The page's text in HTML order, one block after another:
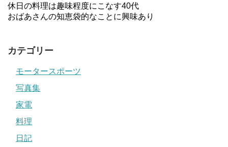
休日の料理は趣味程度にこなす40代
おばあさんの知恵袋的なことに興味あり
カテゴリー
モータースポーツ
写真集
家電
料理
日記